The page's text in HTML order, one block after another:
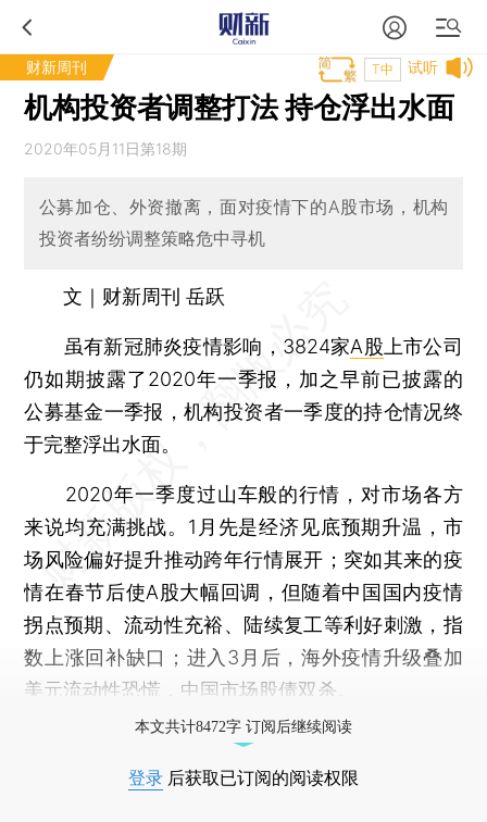
财新周刊 试听
T中
机构投资者调整打法 持仓浮出水面
2020年05月11日第18期
公募加仓、外资撤离，面对疫情下的A股市场，机构
投资者纷纷调整策略危中寻机
文｜财新周刊 岳跃
虽有新冠肺炎疫情影响，3824家A股 上市公司
仍如期披露了2020年一季报，加之早前已披露的
公募基金一季报，机构投资者一季度的持仓情况终
于完整浮出水面。
2020年一季度过山车般的行情，对市场各方
来说均充满挑战。1月先是经济见底预期升温，市
场风险偏好提升推动跨年行情展开；突如其来的疫
情在春节后使A股大幅回调，但随着中国国内疫情
拐点预期、流动性充裕、陆续复工等利好刺激，指
数上涨回补缺口；进入3月后，海外疫情升级叠加
美元流动性恐慌，中国市场股债双杀。
本文共计8472字 订阅后继续阅读
登录 后获取已订阅的阅读权限